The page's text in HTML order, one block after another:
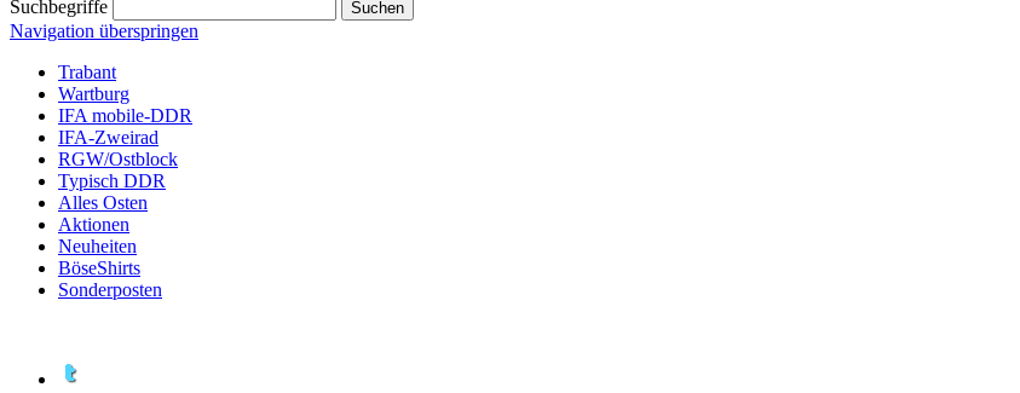
Suchbegriffe
Navigation überspringen
Trabant
Wartburg
IFA mobile-DDR
IFA-Zweirad
RGW/Ostblock
Typisch DDR
Alles Osten
Aktionen
Neuheiten
BöseShirts
Sonderposten